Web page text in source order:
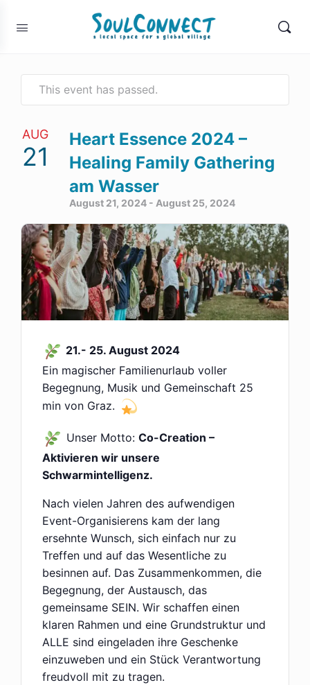
This event has passed.
AUG
21
Heart Essence 2024 –
Healing Family Gathering
am Wasser
August 21, 2024 - August 25, 2024
21.- 25. August 2024
Ein magischer Familienurlaub voller
Begegnung, Musik und Gemeinschaft 25
min von Graz.
Unser Motto: Co-Creation –
Aktivieren wir unsere
Schwarmintelligenz.
Nach vielen Jahren des aufwendigen
Event-Organisierens kam der lang
ersehnte Wunsch, sich einfach nur zu
Treffen und auf das Wesentliche zu
besinnen auf. Das Zusammenkommen, die
Begegnung, der Austausch, das
gemeinsame SEIN. Wir schaffen einen
klaren Rahmen und eine Grundstruktur und
ALLE sind eingeladen ihre Geschenke
einzuweben und ein Stück Verantwortung
freudvoll mit zu tragen.